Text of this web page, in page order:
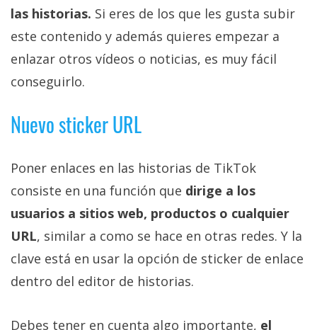
las historias. Si eres de los que les gusta subir
este contenido y además quieres empezar a
enlazar otros vídeos o noticias, es muy fácil
conseguirlo.
Nuevo sticker URL
Poner enlaces en las historias de TikTok
consiste en una función que dirige a los
usuarios a sitios web, productos o cualquier
URL, similar a como se hace en otras redes. Y la
clave está en usar la opción de sticker de enlace
dentro del editor de historias.
Debes tener en cuenta algo importante, el